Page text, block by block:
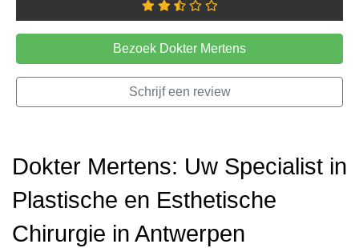
Bezoek Dokter Mertens
Schrijf een review
Dokter Mertens: Uw Specialist in
Plastische en Esthetische
Chirurgie in Antwerpen